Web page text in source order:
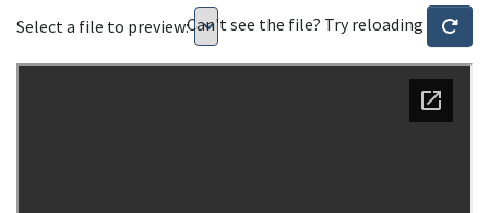
Select a file to preview:Can't see the file? Try reloading